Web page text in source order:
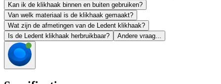
Kan ik de klikhaak binnen en buiten gebruiken?
Van welk materiaal is de klikhaak gemaakt?
Wat zijn de afmetingen van de Ledent klikhaak?
Is de Ledent klikhaak herbruikbaar?
Andere vraag...